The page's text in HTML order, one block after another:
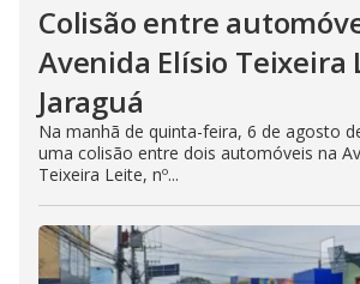
Colisão entre
Avenida Elísio Teixeira
Jaraguá
Na manhã de quinta-feira, 6 de agosto
uma colisão entre dois automóveis na
Teixeira Leite, nº...